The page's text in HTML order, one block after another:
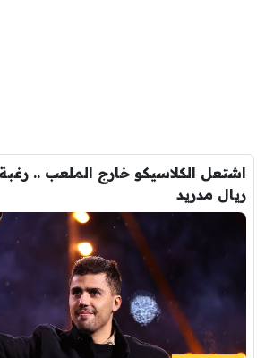
اشتعل الكلاسيكو خارج الملعب ..
ريال مدريد